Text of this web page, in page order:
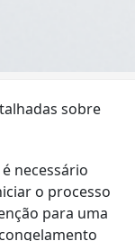
sobre
necessário
o processo
para uma